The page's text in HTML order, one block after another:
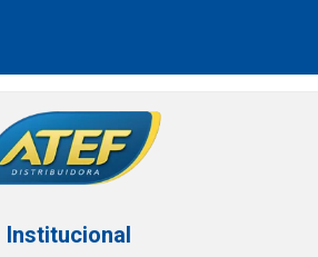
Institucional